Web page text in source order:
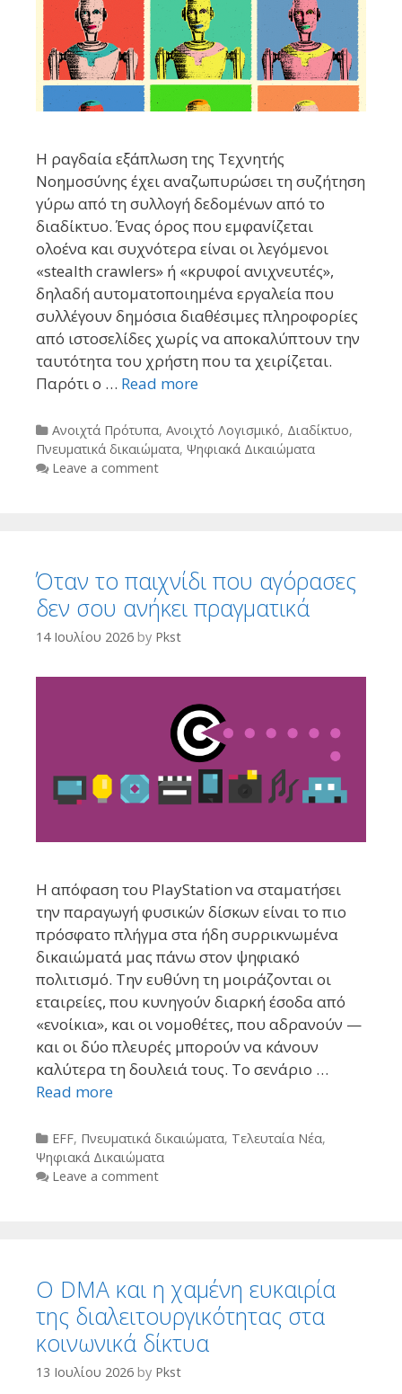
Η ραγδαία εξάπλωση της Τεχνητής
Νοημοσύνης έχει αναζωπυρώσει τη συζήτηση
γύρω από τη συλλογή δεδομένων από το
διαδίκτυο. Ένας όρος που εμφανίζεται
ολοένα και συχνότερα είναι οι λεγόμενοι
«stealth crawlers» ή «κρυφοί ανιχνευτές»,
δηλαδή αυτοματοποιημένα εργαλεία που
συλλέγουν δημόσια διαθέσιμες πληροφορίες
από ιστοσελίδες χωρίς να αποκαλύπτουν την
ταυτότητα του χρήστη που τα χειρίζεται.
Παρότι ο … Read more
Categories
Ανοιχτά Πρότυπα, Ανοιχτό Λογισμικό, Διαδίκτυο,
Πνευματικά δικαιώματα, Ψηφιακά Δικαιώματα
Leave a comment
Όταν το παιχνίδι που αγόρασες
δεν σου ανήκει πραγματικά
14 Ιουλίου 2026 by Pkst
Η απόφαση του PlayStation να σταματήσει
την παραγωγή φυσικών δίσκων είναι το πιο
πρόσφατο πλήγμα στα ήδη συρρικνωμένα
δικαιώματά μας πάνω στον ψηφιακό
πολιτισμό. Την ευθύνη τη μοιράζονται οι
εταιρείες, που κυνηγούν διαρκή έσοδα από
«ενοίκια», και οι νομοθέτες, που αδρανούν —
και οι δύο πλευρές μπορούν να κάνουν
καλύτερα τη δουλειά τους. Το σενάριο …
Read more
Categories
EFF, Πνευματικά δικαιώματα, Τελευταία Νέα,
Ψηφιακά Δικαιώματα
Leave a comment
Ο DMA και η χαμένη ευκαιρία
της διαλειτουργικότητας στα
κοινωνικά δίκτυα
13 Ιουλίου 2026 by Pkst